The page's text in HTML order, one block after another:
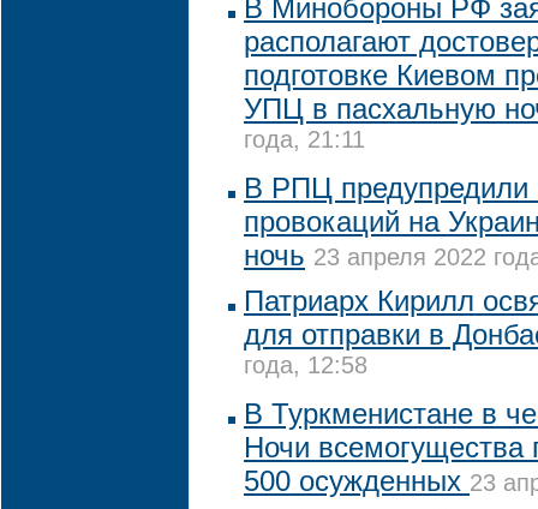
В Минобороны РФ
располагают
подготовке Киевом
УПЦ в пасхальную
года, 21:11
В РПЦ предупредили
провокаций на
ночь 23 апреля 2022
Патриарх Кирилл
для отправки в
года, 12:58
В Туркменистане в
Ночи
500 осужденных 23